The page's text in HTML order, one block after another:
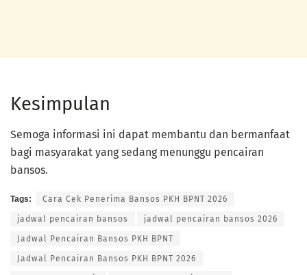
Kesimpulan
Semoga informasi ini dapat membantu dan bermanfaat
bagi masyarakat yang sedang menunggu pencairan
bansos.
Tags: Cara Cek Penerima Bansos PKH BPNT 2026
jadwal pencairan bansos jadwal pencairan bansos 2026
Jadwal Pencairan Bansos PKH BPNT
Jadwal Pencairan Bansos PKH BPNT 2026